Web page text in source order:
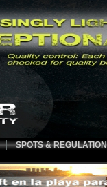
SPOTS &